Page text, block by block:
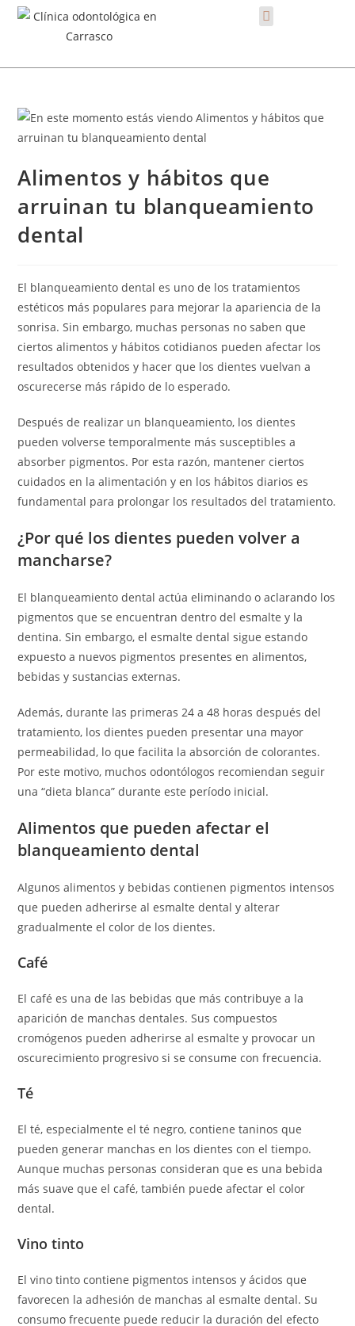
Alimentos y hábitos que
arruinan tu blanqueamiento
dental
El blanqueamiento dental es uno de los tratamientos
estéticos más populares para mejorar la apariencia de la
sonrisa. Sin embargo, muchas personas no saben que
ciertos alimentos y hábitos cotidianos pueden afectar los
resultados obtenidos y hacer que los dientes vuelvan a
oscurecerse más rápido de lo esperado.
Después de realizar un blanqueamiento, los dientes
pueden volverse temporalmente más susceptibles a
absorber pigmentos. Por esta razón, mantener ciertos
cuidados en la alimentación y en los hábitos diarios es
fundamental para prolongar los resultados del tratamiento.
¿Por qué los dientes pueden volver a
mancharse?
El blanqueamiento dental actúa eliminando o aclarando los
pigmentos que se encuentran dentro del esmalte y la
dentina. Sin embargo, el esmalte dental sigue estando
expuesto a nuevos pigmentos presentes en alimentos,
bebidas y sustancias externas.
Además, durante las primeras 24 a 48 horas después del
tratamiento, los dientes pueden presentar una mayor
permeabilidad, lo que facilita la absorción de colorantes.
Por este motivo, muchos odontólogos recomiendan seguir
una “dieta blanca” durante este período inicial.
Alimentos que pueden afectar el
blanqueamiento dental
Algunos alimentos y bebidas contienen pigmentos intensos
que pueden adherirse al esmalte dental y alterar
gradualmente el color de los dientes.
Café
El café es una de las bebidas que más contribuye a la
aparición de manchas dentales. Sus compuestos
cromógenos pueden adherirse al esmalte y provocar un
oscurecimiento progresivo si se consume con frecuencia.
Té
El té, especialmente el té negro, contiene taninos que
pueden generar manchas en los dientes con el tiempo.
Aunque muchas personas consideran que es una bebida
más suave que el café, también puede afectar el color
dental.
Vino tinto
El vino tinto contiene pigmentos intensos y ácidos que
favorecen la adhesión de manchas al esmalte dental. Su
consumo frecuente puede reducir la duración del efecto